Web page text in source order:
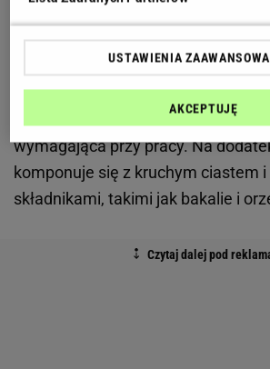
Wielkanocnych. Tradycyjny
kruchym cieście i ciekawych
dodatkach. Masa kajmakowa
idealnie - jest kremowa, słodka i nie
wymagająca przy pracy. Na
komponuje się z kruchym ciastem i
składnikami, takimi jak bakalie i
USTAWIENIA
AKCEPTUJĘ